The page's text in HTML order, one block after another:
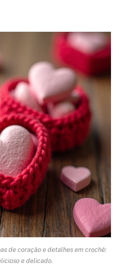
de coração e detalhes em crochê:
e delicado.